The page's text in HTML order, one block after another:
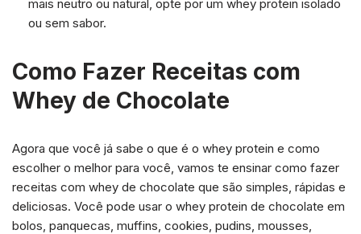
mais neutro ou natural, opte por um whey protein isolado
ou sem sabor.
Como Fazer Receitas com
Whey de Chocolate
Agora que você já sabe o que é o whey protein e como
escolher o melhor para você, vamos te ensinar como fazer
receitas com whey de chocolate que são simples, rápidas e
deliciosas. Você pode usar o whey protein de chocolate em
bolos, panquecas, muffins, cookies, pudins, mousses,